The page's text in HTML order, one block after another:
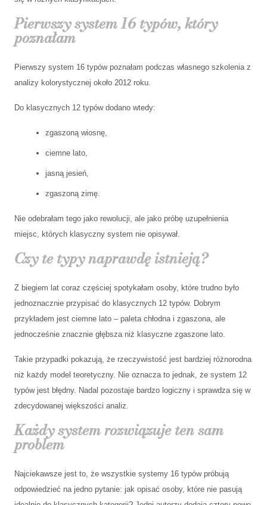
Pierwszy system 16 typów, który
poznałam
Pierwszy system 16 typów poznałam podczas własnego szkolenia z
analizy kolorystycznej około 2012 roku.
Do klasycznych 12 typów dodano wtedy:
zgaszoną wiosnę,
ciemne lato,
jasną jesień,
zgaszoną zimę.
Nie odebrałam tego jako rewolucji, ale jako próbę uzupełnienia
miejsc, których klasyczny system nie opisywał.
Czy te typy naprawdę istnieją?
Z biegiem lat coraz częściej spotykałam osoby, które trudno było
jednoznacznie przypisać do klasycznych 12 typów. Dobrym
przykładem jest ciemne lato – paleta chłodna i zgaszona, ale
jednocześnie znacznie głębsza niż klasyczne zgaszone lato.
Takie przypadki pokazują, że rzeczywistość jest bardziej różnorodna
niż każdy model teoretyczny. Nie oznacza to jednak, że system 12
typów jest błędny. Nadal pozostaje bardzo logiczny i sprawdza się w
zdecydowanej większości analiz.
Każdy system rozwiązuje ten sam
problem
Najciekawsze jest to, że wszystkie systemy 16 typów próbują
odpowiedzieć na jedno pytanie: jak opisać osoby, które nie pasują